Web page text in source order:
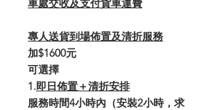
車處交收及支付貨車運費
專人送貨到場佈置及清折服務
加$1600元
可選擇
1.即日佈置＋清折安排
服務時間4小時內（安裝2小時，求